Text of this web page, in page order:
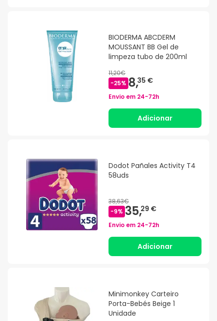
BIODERMA ABCDERM
MOUSSANT BB Gel de
limpeza tubo de 200ml
11,20€
-25% 8,35 €
Envio em 24-72h
Adicionar
Dodot Pañales Activity T4
58uds
38,63€
-9% 35,29 €
Envio em 24-72h
Adicionar
Minimonkey Carteiro
Porta-Bebés Beige 1
Unidade